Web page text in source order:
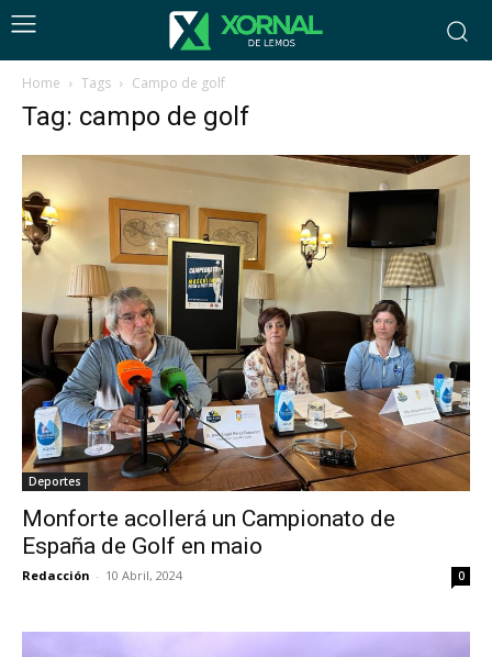
Home Tags Campo de golf
Tag: campo de golf
Deportes
Monforte acollerá un Campionato de
España de Golf en maio
Redacción - 10 Abril, 2024 0